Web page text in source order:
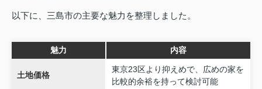
以下に、三島市の主要な魅力を整理しました。
魅力 内容
土地価格
東京23区より抑えめで、広めの家を
比較的余裕を持って検討可能